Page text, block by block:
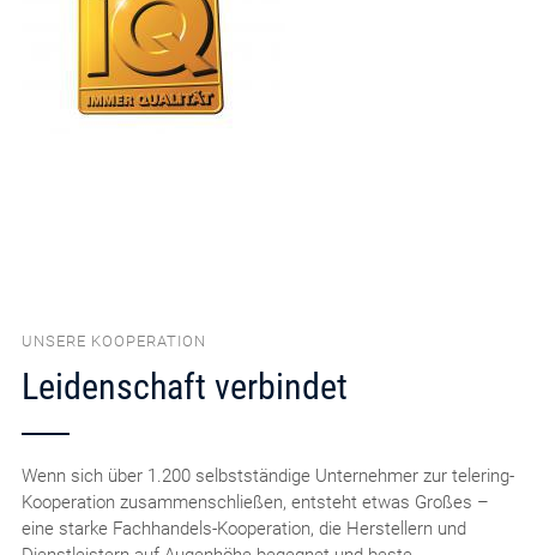
UNSERE KOOPERATION
Leidenschaft verbindet
Wenn sich über 1.200 selbstständige Unternehmer zur telering-
Kooperation zusammenschließen, entsteht etwas Großes –
eine starke Fachhandels-Kooperation, die Herstellern und